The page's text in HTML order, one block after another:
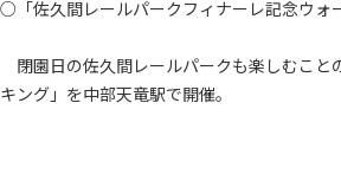
○「佐久間レールパークフィナーレ記念ウォ
閉園日の佐久間レールパークも楽しむこと
キング」を中部天竜駅で開催。